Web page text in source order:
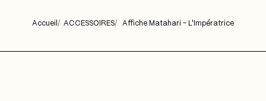
Accueil ACCESSOIRES Affiche Matahari - L'Impératrice